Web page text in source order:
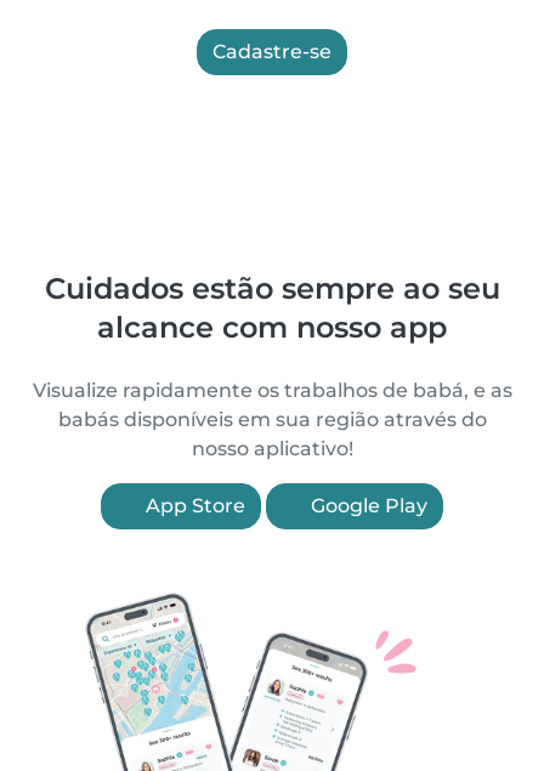
Cadastre-se
Cuidados estão sempre ao seu
alcance com nosso app
Visualize rapidamente os trabalhos de babá, e as
babás disponíveis em sua região através do
nosso aplicativo!
App Store Google Play